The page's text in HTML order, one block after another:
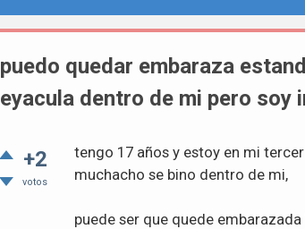
puedo quedar embaraza
eyacula dentro de mi pero soy
+2
votos
tengo 17 años y estoy en mi
muchacho se bino dentro de mi,
puede ser que quede embarazada